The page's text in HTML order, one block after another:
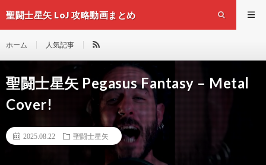
聖闘士星矢 LoJ 攻略動画まとめ
ホーム 人気記事
聖闘士星矢 Pegasus Fantasy – Metal
Cover!
2025.08.22 聖闘士星矢